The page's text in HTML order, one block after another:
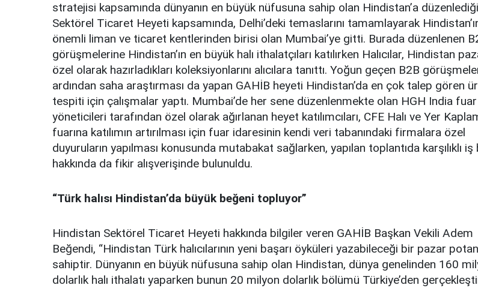
stratejisi kapsamında dünyanın en büyük nüfusuna sahip olan Hindistan’a düzenlediği
Sektörel Ticaret Heyeti kapsamında, Delhi’deki temaslarını tamamlayarak
önemli liman ve ticaret kentlerinden birisi olan Mumbai’ye gitti. Burada düzenlenen
görüşmelerine Hindistan’ın en büyük halı ithalatçıları katılırken Halıcılar, Hindistan
özel olarak hazırladıkları koleksiyonlarını alıcılara tanıttı. Yoğun geçen B2B
ardından saha araştırması da yapan GAHİB heyeti Hindistan’da en çok talep gören
tespiti için çalışmalar yaptı. Mumbai’de her sene düzenlenmekte olan HGH India fuar
yöneticileri tarafından özel olarak ağırlanan heyet katılımcıları, CFE Halı ve Yer
fuarına katılımın artırılması için fuar idaresinin kendi veri tabanındaki firmalara özel
duyuruların yapılması konusunda mutabakat sağlarken, yapılan toplantıda karşılıklı
hakkında da fikir alışverişinde bulunuldu.
“Türk halısı Hindistan’da büyük beğeni topluyor”
Hindistan Sektörel Ticaret Heyeti hakkında bilgiler veren GAHİB Başkan Vekili Adem
Beğendi, “Hindistan Türk halıcılarının yeni başarı öyküleri yazabileceği bir pazar
sahiptir. Dünyanın en büyük nüfusuna sahip olan Hindistan, dünya genelinden 160
dolarlık halı ithalatı yaparken bunun 20 milyon dolarlık bölümü Türkiye’den